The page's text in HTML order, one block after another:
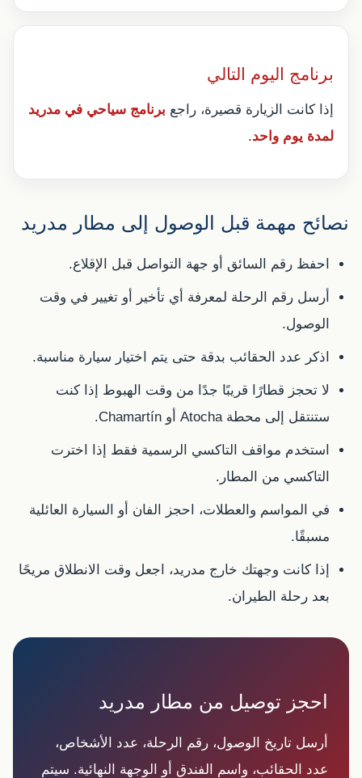
برنامج اليوم التالي
إذا كانت الزيارة قصيرة، راجع برنامج سياحي في مدريد
لمدة يوم واحد.
نصائح مهمة قبل الوصول إلى مطار مدريد
احفظ رقم السائق أو جهة التواصل قبل الإقلاع.
أرسل رقم الرحلة لمعرفة أي تأخير أو تغيير في وقت
الوصول.
اذكر عدد الحقائب بدقة حتى يتم اختيار سيارة مناسبة.
لا تحجز قطارًا قريبًا جدًا من وقت الهبوط إذا كنت
ستنتقل إلى محطة Atocha أو Chamartín.
استخدم مواقف التاكسي الرسمية فقط إذا اخترت
التاكسي من المطار.
في المواسم والعطلات، احجز الفان أو السيارة العائلية
مسبقًا.
إذا كانت وجهتك خارج مدريد، اجعل وقت الانطلاق مريحًا
بعد رحلة الطيران.
احجز توصيل من مطار مدريد
أرسل تاريخ الوصول، رقم الرحلة، عدد الأشخاص،
عدد الحقائب، واسم الفندق أو الوجهة النهائية. سيتم